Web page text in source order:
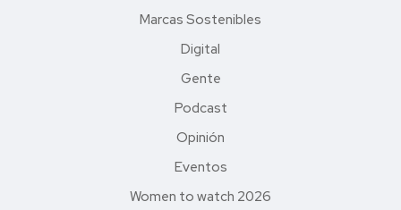
Marcas Sostenibles
Digital
Gente
Podcast
Opinión
Eventos
Women to watch 2026